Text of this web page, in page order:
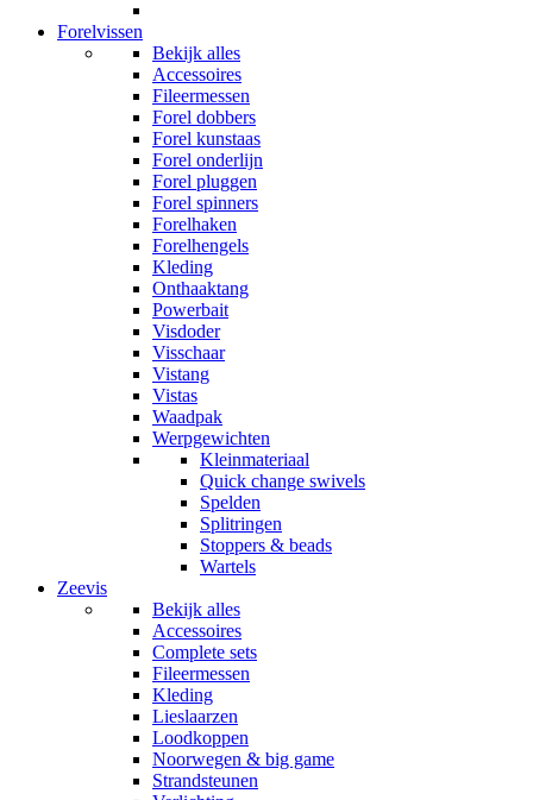
Forelvissen
Bekijk alles
Accessoires
Fileermessen
Forel dobbers
Forel kunstaas
Forel onderlijn
Forel pluggen
Forel spinners
Forelhaken
Forelhengels
Kleding
Onthaaktang
Powerbait
Visdoder
Visschaar
Vistang
Vistas
Waadpak
Werpgewichten
Kleinmateriaal
Quick change swivels
Spelden
Splitringen
Stoppers & beads
Wartels
Zeevis
Bekijk alles
Accessoires
Complete sets
Fileermessen
Kleding
Lieslaarzen
Loodkoppen
Noorwegen & big game
Strandsteunen